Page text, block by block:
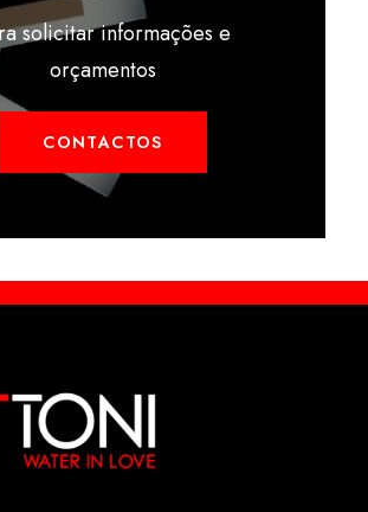
solicitar informações e
orçamentos
CONTACTOS